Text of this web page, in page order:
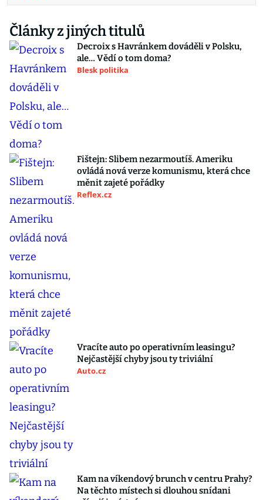
Články z jiných titulů
Decroix s Havránkem dováděli v Polsku,
ale… Vědí o tom doma?
Blesk politika
Fištejn: Slibem nezarmoutíš. Ameriku
ovládá nová verze komunismu, která chce
měnit zajeté pořádky
Reflex.cz
Vracíte auto po operativním leasingu?
Nejčastější chyby jsou ty triviální
Auto.cz
Kam na víkendový brunch v centru Prahy?
Na těchto místech si dlouhou snídani